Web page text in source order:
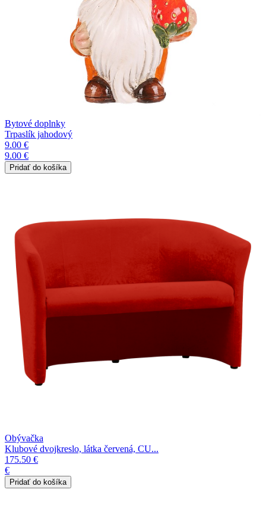
Bytové doplnky
Trpaslík jahodový
9.00 €
9.00 €
Obývačka
Klubové dvojkreslo, látka červená, CU...
175.50 €
€